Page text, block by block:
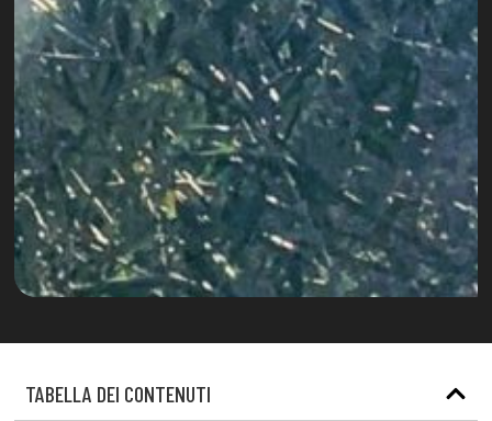
TABELLA DEI CONTENUTI